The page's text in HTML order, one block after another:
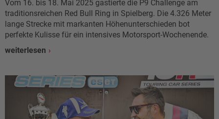
Vom 16. bis 18. Mai 2025 gastierte die P9 Challenge am
traditionsreichen Red Bull Ring in Spielberg. Die 4.326 Meter
lange Strecke mit markanten Höhenunterschieden bot
perfekte Kulisse für ein intensives Motorsport-Wochenende.
weiterlesen